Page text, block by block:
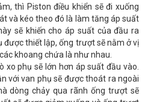
thì Piston điều khiển sẽ đi xuống
và kéo theo đó là làm tăng áp suất
sẽ khiến cho áp suất của đầu ra
được thiết lập, ống trượt sẽ nằm ở vị
khoang chứa là như nhau.
xo phụ sẽ lớn hơn áp suất đầu vào.
với van phụ sẽ được thoát ra ngoài
dòng chảy qua rãnh ống trượt sẽ